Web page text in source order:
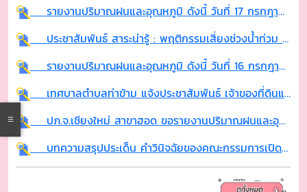
รายงานปริมาณฝนและอุณหภูมิ ดังนี้ วันที่ 27 กรกฎาคม 2569 สนง.ปภ.จ.เชียงใหม่ สาขาฮอด
รายงานปริมาณฝนและอุณหภูมิ ดังนี้ วันที่ 24 กรกฎาคม 2569 สนง.ปภ.จ.เชียงใหม่ สาขาฮอด
ประชาสัมพันธ์โครงการ ❝ สร้างการมีส่วนร่วมอย่างมีความหมายแก่เด็กและเยาวชนเพื่อขับเคลื่อนสุขภาวะ ในองค์กรปกครองส่วนท้องถิ่น ❞
รายงานปริมาณฝนและอุณหภูมิ ดังนี้ วันที่ 17 กรกฎาคม 2569 สนง.ปภ.จ.เชียงใหม่ สาขาฮอด
ประชาสัมพันธ์ สาระน่ารู้ : พฤติกรรมเสี่ยงช่วงน้ำท่วม เลี่ยงไว้ก่อน ปลอดภัยดีกว่า
รายงานปริมาณฝนและอุณหภูมิ ดังนี้ วันที่ 16 กรกฎาคม 2569 สนง.ปภ.จ.เชียงใหม่ สาขาฮอด
เทศบาลตำบลท่าข้าม แจ้งประชาสัมพันธ์ เจ้าของที่ดินและสิ่งปลูกสร้างภายในเขตเทศบาลตำบลท่าข้าม